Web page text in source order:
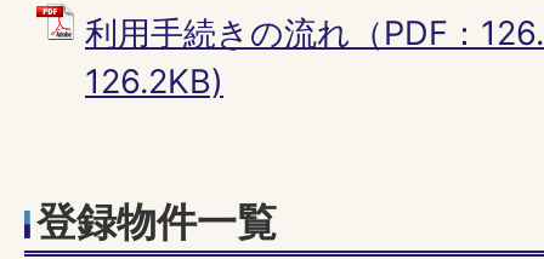
利用手続きの流れ（PDF：
126.2KB)
登録物件一覧